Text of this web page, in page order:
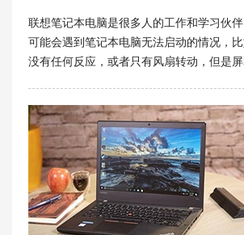
联想笔记本电脑是很多人的工作和学习伙
可能会遇到笔记本电脑无法启动的情况，比
没有任何反应，或者只有风扇转动，但是